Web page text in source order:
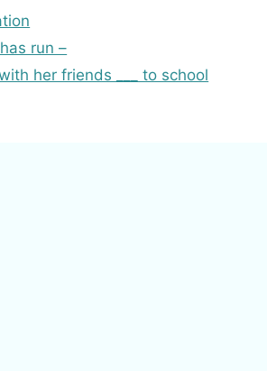
run –
her friends ___ to school